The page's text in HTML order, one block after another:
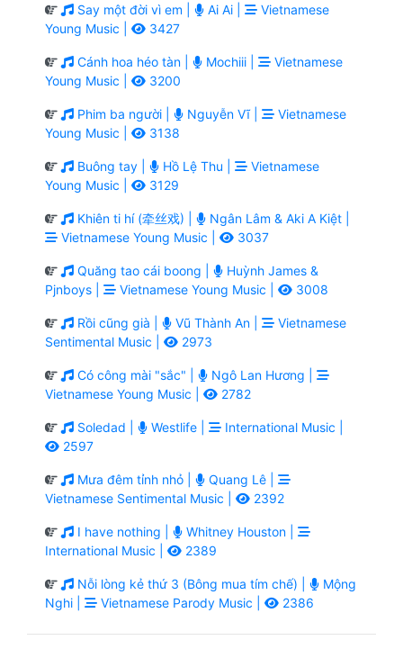
Say một đời vì em | Ai Ai |
Vietnamese
Young Music |
3427
Cánh hoa héo tàn | Mochiii |
Vietnamese
Young Music |
3200
Phim ba người | Nguyễn Vĩ |
Vietnamese
Young Music |
3138
Buông tay | Hồ Lệ Thu |
Vietnamese
Young Music |
3129
Khiên ti hí (牵丝戏) |
Ngân Lâm & Aki A Kiệt |
Vietnamese Young Music |
3037
Quăng tao cái boong |
Huỳnh James &
Pjnboys |
Vietnamese Young Music | 3008
Rồi cũng già | Vũ Thành An |
Vietnamese
Sentimental Music |
2973
Có công mài "sắc" |
Ngô Lan Hương |
Vietnamese Young Music |
2782
Soledad | Westlife |
International Music |
2597
Mưa đêm tỉnh nhỏ |
Quang Lê |
Vietnamese Sentimental Music |
2392
I have nothing |
Whitney Houston |
International Music |
2389
Nỗi lòng kẻ thứ 3 (Bông mua tím chế) |
Mộng
Nghi |
Vietnamese Parody Music | 2386